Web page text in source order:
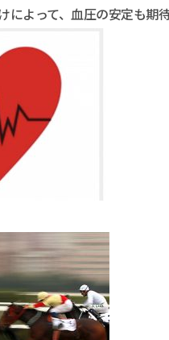
よって、血圧の安定も期待